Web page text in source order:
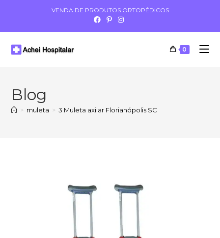
VENDA DE PRODUTOS ORTOPÉDICOS
0
Blog
> muleta > 3 Muleta axilar Florianópolis SC